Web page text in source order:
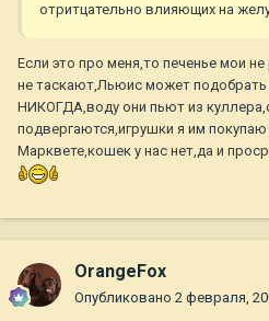
отритцательно влияющих на
Если это про меня,то печенье мои не
не таскают,Льюис может подобрать
НИКОГДА,воду они пьют из
подвергаются,игрушки я им
Марквете,кошек у нас нет,да и
OrangeFox
Опубликовано 2 февраля,